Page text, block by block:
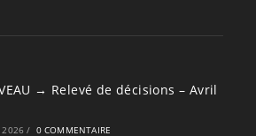
→ Relevé de décisions – Avril
2026 / 0 COMMENTAIRE